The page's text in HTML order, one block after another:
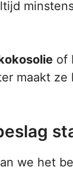
of
maakt
we het